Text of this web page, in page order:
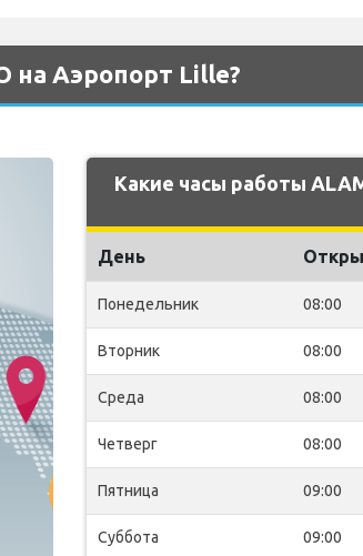
на Аэропорт Lille?
Какие часы работы
День
Понедельник 08:00
Вторник 08:00
Среда 08:00
Четверг 08:00
Пятница 09:00
Суббота 09:00